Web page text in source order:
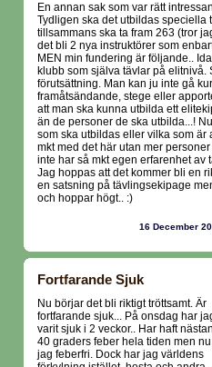
En annan sak som var rätt
Tydligen ska det utbildas
tillsammans ska ta fram 263 (tror
det bli 2 nya instruktörer som
MEN min fundering är följande..
klubb som själva tävlar på elitnivå.
förutsättning. Man kan ju inte gå
framåtsändande, stege eller
att man ska kunna utbilda ett
än de personer de ska utbilda...!
som ska utbildas eller vilka som
mkt med det här utan mer
inte har så mkt egen erfarenhet av
Jag hoppas att det kommer bli en
en satsning på tävlingsekipage
och hoppar högt.. :)
16 December
Fortfarande Sjuk
Nu börjar det bli riktigt tröttsamt. Är
fortfarande sjuk... På onsdag har
varit sjuk i 2 veckor.. Har haft
40 graders feber hela tiden men
jag feberfri. Dock har jag världens